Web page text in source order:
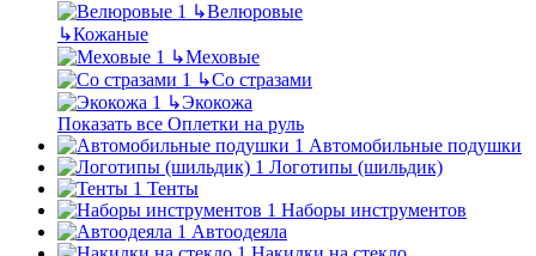
↳Велюровые
↳Кожаные
↳Меховые
↳Со стразами
↳Экокожа
Показать все Оплетки на руль
Автомобильные подушки
Логотипы (шильдик)
Тенты
Наборы инструментов
Автоодеяла